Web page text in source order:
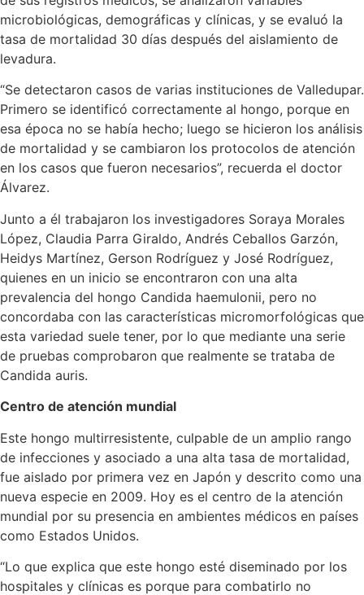
microbiológicas, demográficas y clínicas, y se evaluó la
tasa de mortalidad 30 días después del aislamiento de
levadura.
“Se detectaron casos de varias instituciones de Valledupar.
Primero se identificó correctamente al hongo, porque en
esa época no se había hecho; luego se hicieron los análisis
de mortalidad y se cambiaron los protocolos de atención
en los casos que fueron necesarios”, recuerda el doctor
Álvarez.
Junto a él trabajaron los investigadores Soraya Morales
López, Claudia Parra Giraldo, Andrés Ceballos Garzón,
Heidys Martínez, Gerson Rodríguez y José Rodríguez,
quienes en un inicio se encontraron con una alta
prevalencia del hongo Candida haemulonii, pero no
concordaba con las características micromorfológicas que
esta variedad suele tener, por lo que mediante una serie
de pruebas comprobaron que realmente se trataba de
Candida auris.
Centro de atención mundial
Este hongo multirresistente, culpable de un amplio rango
de infecciones y asociado a una alta tasa de mortalidad,
fue aislado por primera vez en Japón y descrito como una
nueva especie en 2009. Hoy es el centro de la atención
mundial por su presencia en ambientes médicos en países
como Estados Unidos.
“Lo que explica que este hongo esté diseminado por los
hospitales y clínicas es porque para combatirlo no